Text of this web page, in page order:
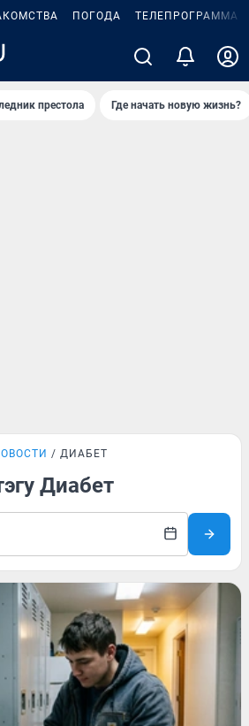
ПОГОДА ТЕЛЕПРОГРАММА
престола Где начать новую жизнь?
ДИАБЕТ
Диабет